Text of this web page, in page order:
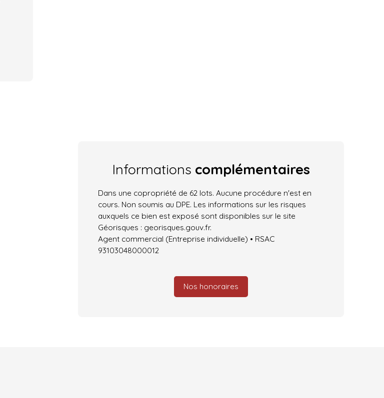
Informations complémentaires
Dans une copropriété de 62 lots. Aucune procédure n'est en
cours. Non soumis au DPE. Les informations sur les risques
auxquels ce bien est exposé sont disponibles sur le site
Géorisques : georisques.gouv.fr.
Agent commercial (Entreprise individuelle) • RSAC
93103048000012
Nos honoraires